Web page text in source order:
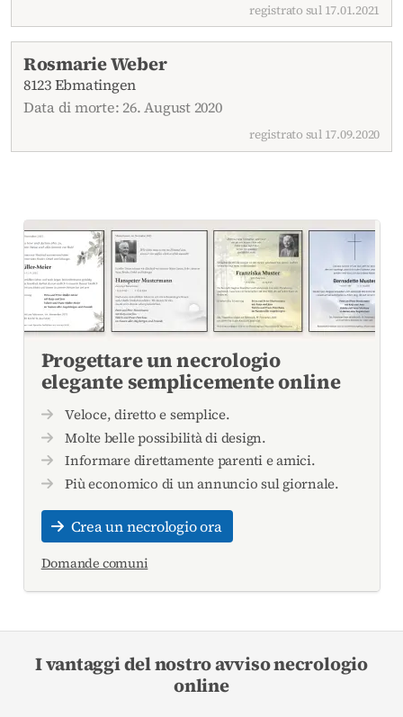
registrato sul 17.01.2021
Rosmarie Weber
8123 Ebmatingen
Data di morte: 26. August 2020
registrato sul 17.09.2020
Progettare un necrologio
elegante semplicemente online
Veloce, diretto e semplice.
Molte belle possibilità di design.
Informare direttamente parenti e amici.
Più economico di un annuncio sul giornale.
Crea un necrologio ora
Domande comuni
I vantaggi del nostro avviso necrologio
online